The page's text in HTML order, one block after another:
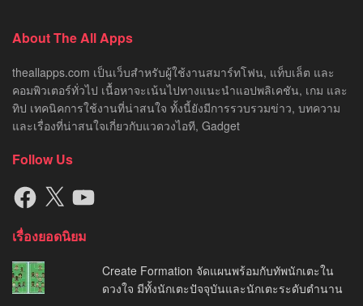
About The All Apps
theallapps.com เป็นเว็บสำหรับผู้ใช้งานสมาร์ทโฟน, แท็บเล็ต และ
คอมพิวเตอร์ทั่วไป เนื้อหาจะเน้นไปทางแนะนำแอปพลิเคชัน, เกม และ
ทิป เทคนิคการใช้งานที่น่าสนใจ ทั้งนี้ยังมีการรวบรวมข่าว, บทความ
และเรื่องที่น่าสนใจเกี่ยวกับแวดวงไอที, Gadget
Follow Us
Facebook
X YouTube
เรื่องยอดนิยม
Create Formation จัดแผนพร้อมกับทัพนักเตะใน
ดวงใจ มีทั้งนักเตะปัจจุบันและนักเตะระดับตำนาน